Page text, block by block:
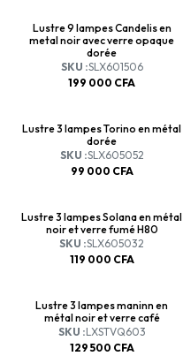
Lustre 9 lampes Candelis en
metal noir avec verre opaque
dorée
SKU :SLX601506
199 000 CFA
Lustre 3 lampes Torino en métal
dorée
SKU :SLX605052
99 000 CFA
Lustre 3 lampes Solana en métal
noir et verre fumé H80
SKU :SLX605032
119 000 CFA
Lustre 3 lampes maninn en
métal noir et verre café
SKU :LXSTVQ603
129 500 CFA